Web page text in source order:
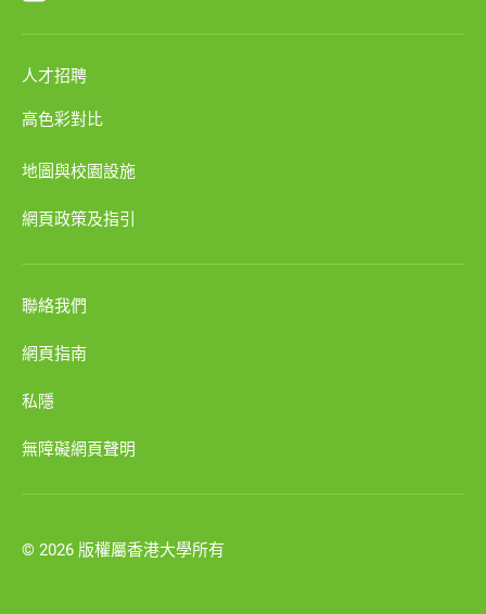
人才招聘
高色彩對比
地圖與校園設施
網頁政策及指引
聯絡我們
網頁指南
私隱
無障礙網頁聲明
© 2026 版權屬香港大學所有